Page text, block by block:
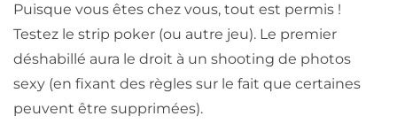
Puisque vous êtes chez vous, tout est permis !
Testez le strip poker (ou autre jeu). Le premier
déshabillé aura le droit à un shooting de photos
sexy (en fixant des règles sur le fait que certaines
peuvent être supprimées).